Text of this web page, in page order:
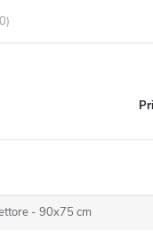
ochrany osobných údajov
- 90x75 cm